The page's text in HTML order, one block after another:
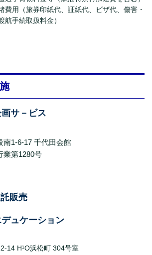
費用（旅券印紙代、証紙代、ビザ代、傷害・
航手続取扱料金）
サ－ビス
南1-6-17 千代田会館
業第1280号
販売
ュケーション
14 H¹O浜松町 304号室